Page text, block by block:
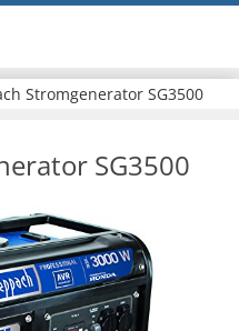
Stromgenerator SG3500
SG3500